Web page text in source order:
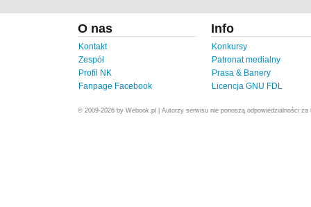
O nas
Kontakt
Zespół
Profil NK
Fanpage Facebook
Info
Konkursy
Patronat medialny
Prasa & Banery
Licencja GNU FDL
© 2009-2026 by Webook.pl | Autorzy serwisu nie ponoszą odpowiedzialności